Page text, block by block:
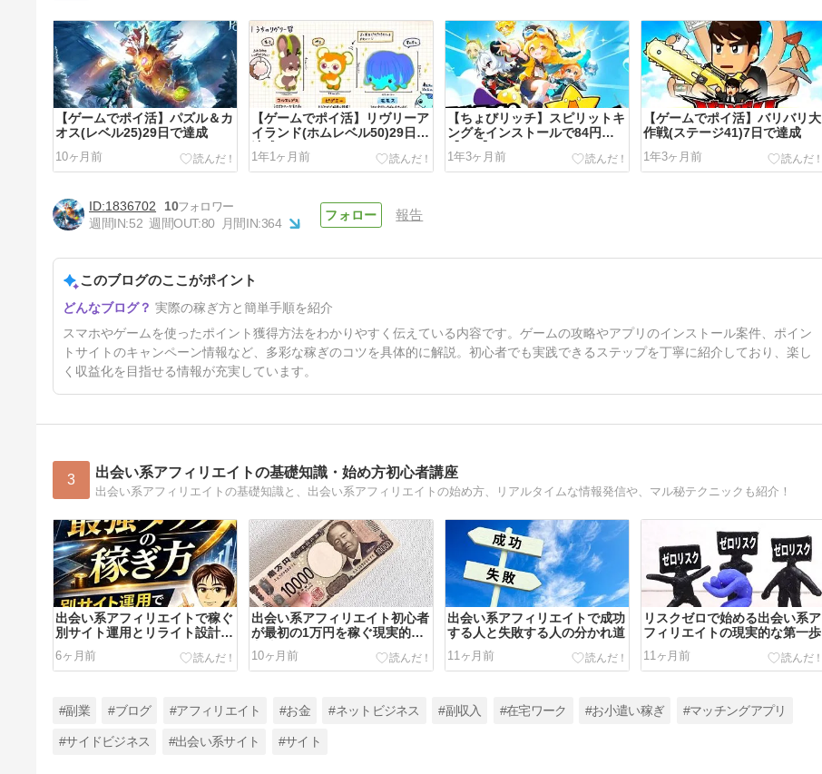
【ゲームでポイ活】パズル＆カ
オス(レベル25)29日で達成
10ヶ月前
【ゲームでポイ活】リヴリーア
イランド(ホムレベル50)29日で
1年1ヶ月前
【ちょびリッチ】スピリットキ
ングをインストールで84円
1年3ヶ月前
【ゲームでポイ活】バリバリ大
作戦(ステージ41)7日で達成
1年3ヶ月前
【ゲームでポイ活】トップヒー
ローズ(本拠地15)2日で達成
1年4ヶ月前
1836702
10
週間IN:52 週間OUT:80 月間IN:364
報告
このブログのここがポイント
実際の稼ぎ方と簡単手順を紹介
スマホやゲームを使ったポイント獲得方法をわかりやすく伝えている内容です。ゲームの攻略やアプリのインストール案件、ポイン
トサイトのキャンペーン情報など、多彩な稼ぎのコツを具体的に解説。初心者でも実践できるステップを丁寧に紹介しており、楽し
く収益化を目指せる情報が充実しています。
3 出会い系アフィリエイトの基礎知識・始め方初心者講座
出会い系アフィリエイトの基礎知識と、出会い系アフィリエイトの始め方、リアルタイムな情報発信や、マル秘テクニックも紹介！
出会い系アフィリエイトで稼ぐ
別サイト運用とリライト設計の
全体像
6ヶ月前
出会い系アフィリエイト初心者
が最初の1万円を稼ぐ現実的な
10ヶ月前
出会い系アフィリエイトで成功
する人と失敗する人の分かれ道
11ヶ月前
リスクゼロで始める出会い系ア
フィリエイトの現実的な第一歩
11ヶ月前
#副業 #ブログ #アフィリエイト #お金 #ネットビジネス #副収入 #在宅ワーク #お小遣い稼ぎ #マッチングアプリ
#サイドビジネス #出会い系サイト #サイト